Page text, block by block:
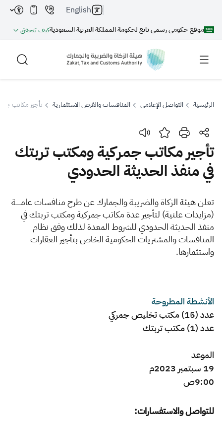
موقع حكومي رسمي تابع لحكومة المملكة العربية السعوديةكيف تتحقق
English
بحث
بحث بحث AI
اقتراحات
الزكاة الجمارك
ضريبة القيمة المضافة
الإقرار الضريبي
التصرفات العقارية
الرئيسية التواصل الإعلامي المنافسات والفرص الاستثمارية تأجير مكاتب
تأجير مكاتب جمركية ومكتب تربتك
في منفذ الحديثة الحدودي
​​​​​​​تعلن هيئة الزكاة والضريبة والجمارك عن طرح منافسات عامـــــة
(مزايدات علنية) لتأجير عدة مكاتب جمركية ومكتب تربتك في
منفذ الحديثة الحدودي للشروط المعدة لذلك وفق نظام
المنافسات والمشتريات الحكومية الخاص بتأجير العقارات
واستثمارها.
الأنشطة المطروحة
عدد (15) مكتب تخليص جمركي
عدد (1) مكتب تربتك
الموعد
19 سبتمبر 2023م
9:00ص
للتواصل والاستفسارات: